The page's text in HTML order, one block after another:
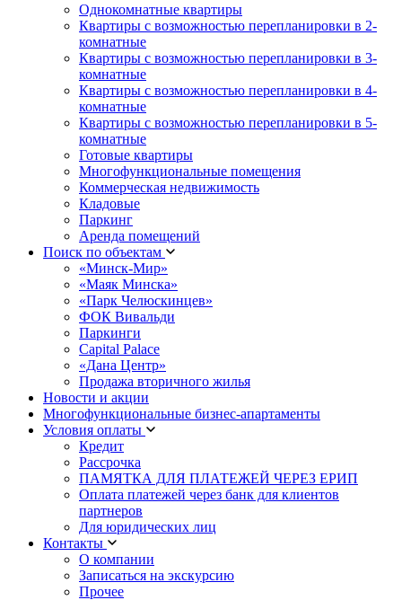
Однокомнатные квартиры
Квартиры с возможностью перепланировки в 2-
комнатные
Квартиры с возможностью перепланировки в 3-
комнатные
Квартиры с возможностью перепланировки в 4-
комнатные
Квартиры с возможностью перепланировки в 5-
комнатные
Готовые квартиры
Многофункциональные помещения
Коммерческая недвижимость
Кладовые
Паркинг
Аренда помещений
Поиск по объектам
«Минск-Мир»
«Маяк Минска»
«Парк Челюскинцев»
ФОК Вивальди
Паркинги
Capital Palace
«Дана Центр»
Продажа вторичного жилья
Новости и акции
Многофункциональные бизнес-апартаменты
Условия оплаты
Кредит
Рассрочка
ПАМЯТКА ДЛЯ ПЛАТЕЖЕЙ ЧЕРЕЗ ЕРИП
Оплата платежей через банк для клиентов
партнеров
Для юридических лиц
Контакты
О компании
Записаться на экскурсию
Прочее